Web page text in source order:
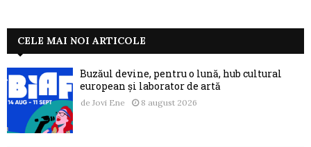
CELE MAI NOI ARTICOLE
Buzăul devine, pentru o lună, hub cultural
european și laborator de artă
de Jovi Ene 8 august 2026